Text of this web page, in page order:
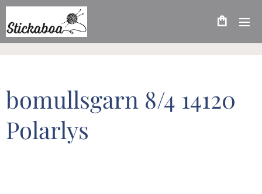
bomullsgarn 8/4 14120
Polarlys